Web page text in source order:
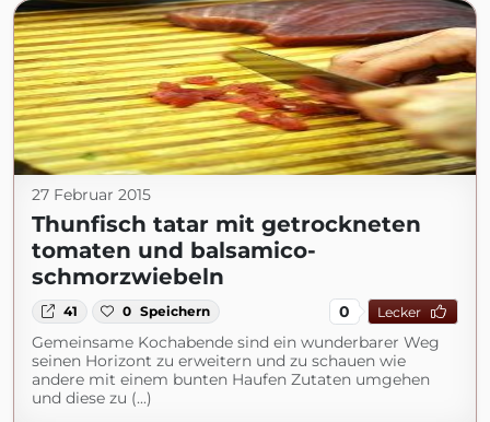
27 Februar 2015
Thunfisch tatar mit getrockneten
tomaten und balsamico-
schmorzwiebeln
41 0 Speichern 0 Lecker
Gemeinsame Kochabende sind ein wunderbarer Weg
seinen Horizont zu erweitern und zu schauen wie
andere mit einem bunten Haufen Zutaten umgehen
und diese zu (...)